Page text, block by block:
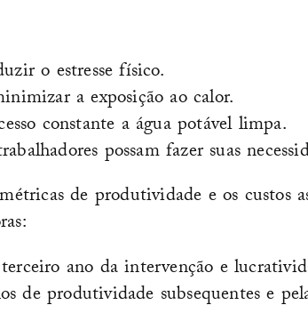
o estresse físico.
a exposição ao calor.
constante a água potável limpa.
possam fazer suas
de produtividade e os
ano da intervenção e
de produtividade subsequentes e